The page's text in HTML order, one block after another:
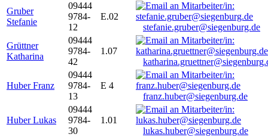
Gruber
Stefanie
09444
9784-
12
E.02
stefanie.gruber@siegenburg.de
Grüttner
Katharina
09444
9784-
42
1.07
Huber Franz
09444
9784-
13
E 4
franz.huber@siegenburg.de
Huber Lukas
09444
9784-
30
1.01
lukas.huber@siegenburg.de